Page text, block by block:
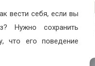
вести себя, если вы
Нужно сохранить
что его поведение